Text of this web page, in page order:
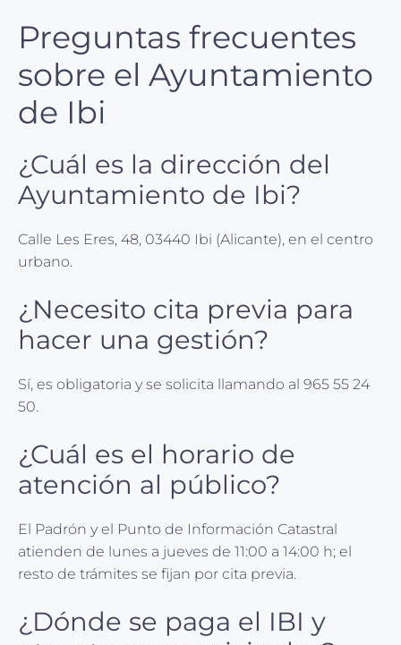
Preguntas frecuentes
sobre el Ayuntamiento
de Ibi
¿Cuál es la dirección del
Ayuntamiento de Ibi?
Calle Les Eres, 48, 03440 Ibi (Alicante), en el centro
urbano.
¿Necesito cita previa para
hacer una gestión?
Sí, es obligatoria y se solicita llamando al 965 55 24
50.
¿Cuál es el horario de
atención al público?
El Padrón y el Punto de Información Catastral
atienden de lunes a jueves de 11:00 a 14:00 h; el
resto de trámites se fijan por cita previa.
¿Dónde se paga el IBI y